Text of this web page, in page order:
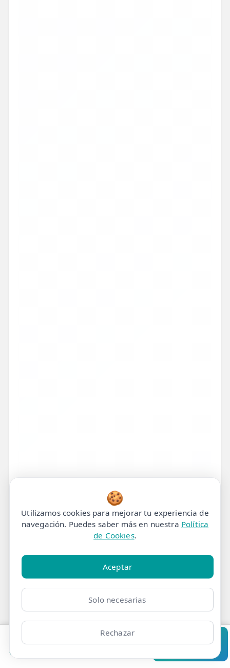
Clínicas
Tratamiento de
Fisioterapia para Dolor y
Pedir cita Consultar
🍪
Utilizamos cookies para mejorar tu experiencia de
navegación. Puedes saber más en nuestra Política
de Cookies.
Aceptar
Solo necesarias
Rechazar